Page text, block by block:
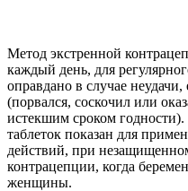
Метод экстренной
каждый день, для
оправдано в случае
(порвался, соскочил или
истекшим сроком
таблеток показан для
действий, при
контрацепции, когда
женщины.